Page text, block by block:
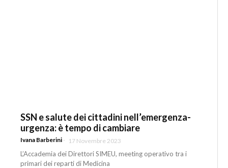
SSN e salute dei cittadini nell’emergenza-
urgenza: è tempo di cambiare
Ivana Barberini - 17 Novembre 2023
L’Accademia dei Direttori SIMEU, meeting operativo tra i
primari dei reparti di Medicina